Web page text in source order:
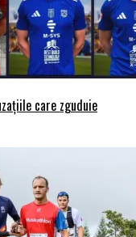
care zguduie